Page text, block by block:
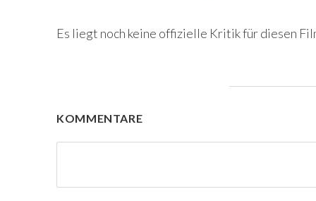
Es liegt noch keine offizielle Kritik für diesen
KOMMENTARE